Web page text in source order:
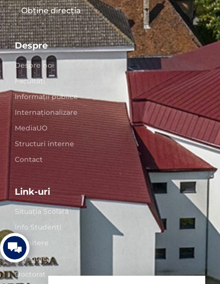
Obține direcția
Despre
Despre noi
Facultăți
Informații publice
Internaționalizare
MediaUO
Structuri interne
Contact
Link-uri
Situaţia Școlară
Info Studenți
Admitere
Biblioteca
Doctorat